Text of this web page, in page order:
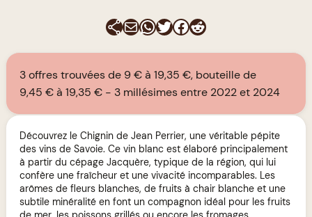
E-mailWhatsApp
Twitter
Facebook
Reddit
3 offres trouvées de 9 € à 19,35 €, bouteille de
9,45 € à 19,35 €
3 millésimes entre 2022 et 2024
Découvrez le Chignin de Jean Perrier, une véritable pépite
des vins de Savoie. Ce vin blanc est élaboré principalement
à partir du cépage Jacquère, typique de la région, qui lui
confère une fraîcheur et une vivacité incomparables. Les
arômes de fleurs blanches, de fruits à chair blanche et une
subtile minéralité en font un compagnon idéal pour les fruits